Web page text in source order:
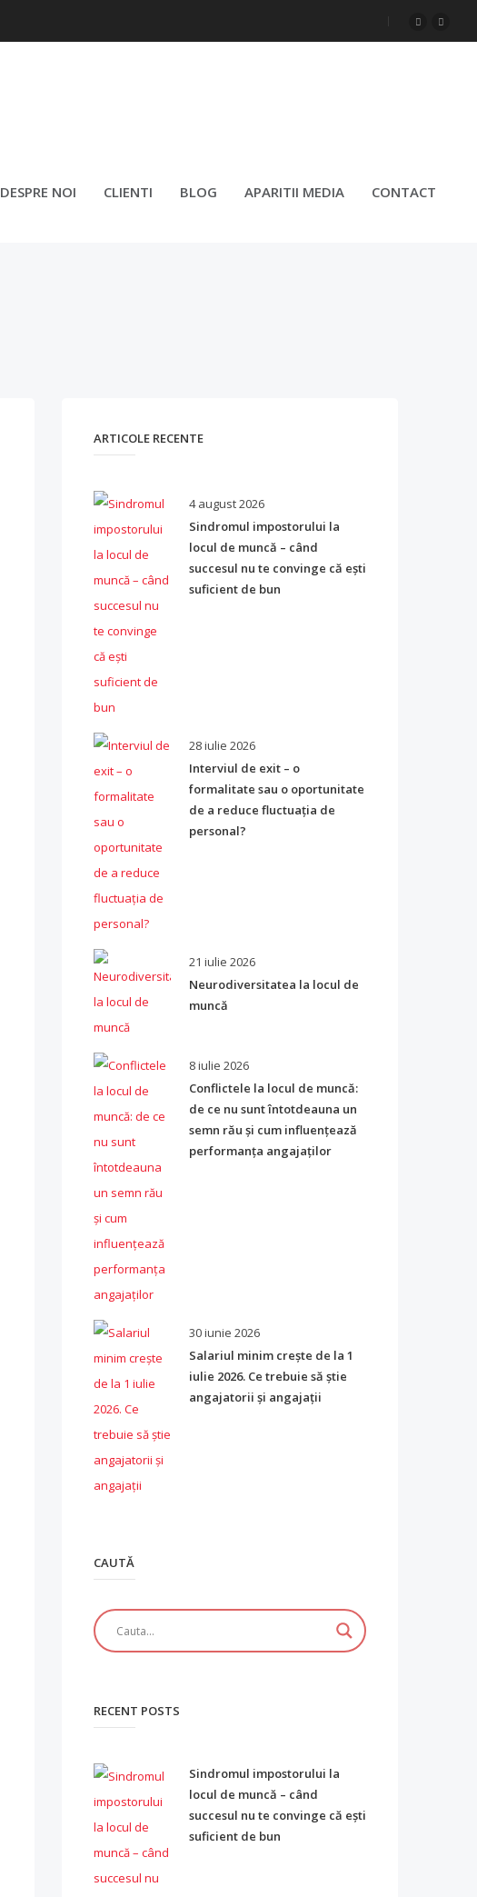
DESPRE NOI CLIENTI BLOG APARITII MEDIA CONTACT
ARTICOLE RECENTE
4 august 2026
Sindromul impostorului la
locul de muncă – când
succesul nu te convinge că ești
suficient de bun
28 iulie 2026
Interviul de exit – o
formalitate sau o oportunitate
de a reduce fluctuația de
personal?
21 iulie 2026
Neurodiversitatea la locul de
muncă
8 iulie 2026
Conflictele la locul de muncă:
de ce nu sunt întotdeauna un
semn rău și cum influențează
performanța angajaților
30 iunie 2026
Salariul minim crește de la 1
iulie 2026. Ce trebuie să știe
angajatorii și angajații
CAUTĂ
RECENT POSTS
Sindromul impostorului la
locul de muncă – când
succesul nu te convinge că ești
suficient de bun